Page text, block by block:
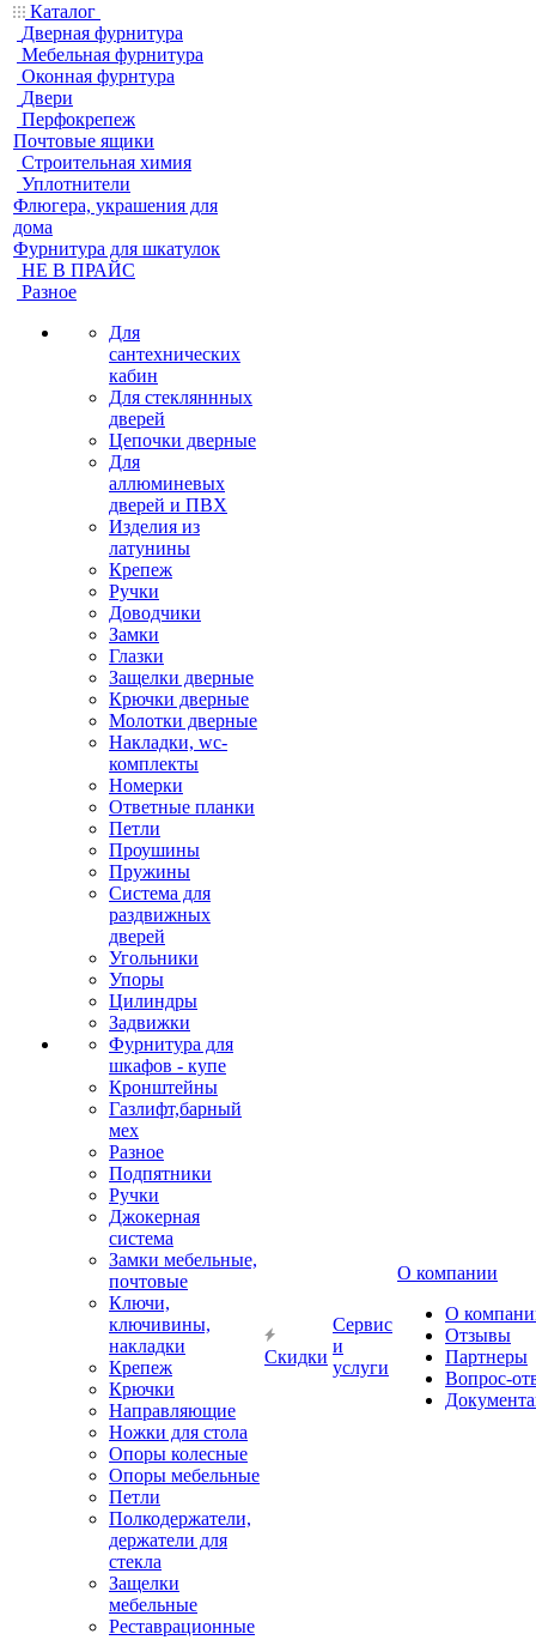
Каталог
Дверная фурнитура
Мебельная фурнитура
Оконная фурнтура
Двери
Перфокрепеж
Почтовые ящики
Строительная химия
Уплотнители
Флюгера, украшения для
дома
Фурнитура для шкатулок
НЕ В ПРАЙС
Разное
Для
сантехнических
кабин
Для стекляннных
дверей
Цепочки дверные
Для
аллюминевых
дверей и ПВХ
Изделия из
латунины
Крепеж
Ручки
Доводчики
Замки
Глазки
Защелки дверные
Крючки дверные
Молотки дверные
Накладки, wc-
комплекты
Номерки
Ответные планки
Петли
Проушины
Пружины
Система для
раздвижных
дверей
Угольники
Упоры
Цилиндры
Задвижки
Фурнитура для
шкафов - купе
Кронштейны
Газлифт,барный
мех
Разное
Подпятники
Ручки
Джокерная
система
Замки мебельные,
почтовые
Ключи,
ключивины,
накладки
Крепеж
Крючки
Направляющие
Ножки для стола
Опоры колесные
Опоры мебельные
Петли
Полкодержатели,
держатели для
стекла
Защелки
мебельные
Реставрационные
Скидки
Сервис
и
услуги
О компании
О
Отзывы
Партнеры
Вопрос-